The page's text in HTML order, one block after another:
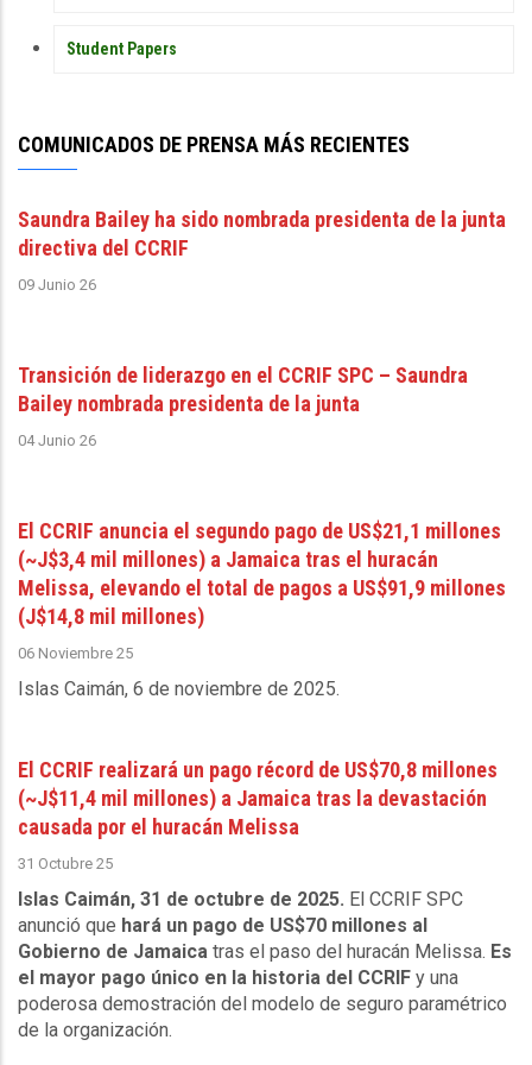
Student Papers
COMUNICADOS DE PRENSA MÁS RECIENTES
Saundra Bailey ha sido nombrada presidenta de la junta
directiva del CCRIF
09 Junio 26
Transición de liderazgo en el CCRIF SPC – Saundra
Bailey nombrada presidenta de la junta
04 Junio 26
El CCRIF anuncia el segundo pago de US$21,1 millones
(~J$3,4 mil millones) a Jamaica tras el huracán
Melissa, elevando el total de pagos a US$91,9 millones
(J$14,8 mil millones)
06 Noviembre 25
Islas Caimán, 6 de noviembre de 2025.
El CCRIF realizará un pago récord de US$70,8 millones
(~J$11,4 mil millones) a Jamaica tras la devastación
causada por el huracán Melissa
31 Octubre 25
Islas Caimán, 31 de octubre de 2025. El CCRIF SPC
anunció que hará un pago de US$70 millones al
Gobierno de Jamaica tras el paso del huracán Melissa. Es
el mayor pago único en la historia del CCRIF y una
poderosa demostración del modelo de seguro paramétrico
de la organización.